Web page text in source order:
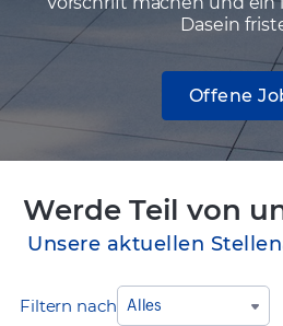
Dasein
Offene
Werde Teil von
Unsere aktuellen
Filtern nach Alles